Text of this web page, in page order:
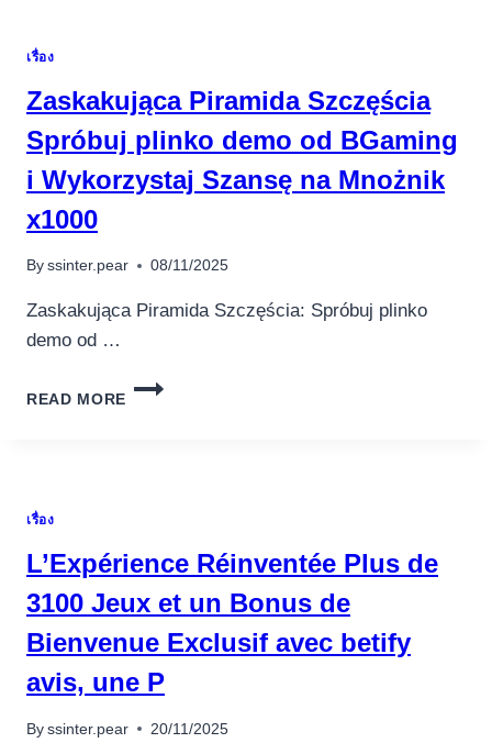
CHE
OFFRE
OPPORTUNITÀ
VINCENTI
เรื่อง
Zaskakująca Piramida Szczęścia
Spróbuj plinko demo od BGaming
i Wykorzystaj Szansę na Mnożnik
x1000
By ssinter.pear 08/11/2025
Zaskakująca Piramida Szczęścia: Spróbuj plinko
demo od …
READ MORE
ZASKAKUJĄCA
I
WYKORZYSTAJ
SZANSĘ
NA
MNOŻNIK
X1000
เรื่อง
L’Expérience Réinventée Plus de
3100 Jeux et un Bonus de
Bienvenue Exclusif avec betify
avis, une P
By ssinter.pear 20/11/2025